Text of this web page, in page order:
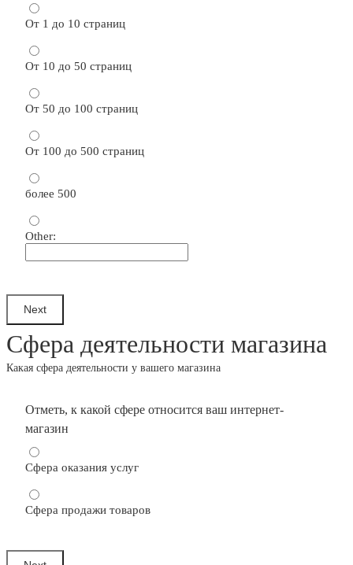
От 1 до 10 страниц
От 10 до 50 страниц
От 50 до 100 страниц
От 100 до 500 страниц
более 500
Other:
Сфера деятельности магазина
Какая сфера деятельности у вашего магазина
Отметь, к какой сфере относится ваш интернет-
магазин
Сфера оказания услуг
Сфера продажи товаров